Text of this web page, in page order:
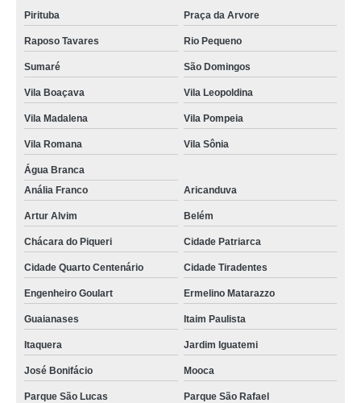
Pirituba Praça da Arvore
Raposo Tavares Rio Pequeno
Sumaré São Domingos
Vila Boaçava Vila Leopoldina
Vila Madalena Vila Pompeia
Vila Romana Vila Sônia
Água Branca
Anália Franco
Aricanduva
Artur Alvim Belém
Chácara do Piqueri Cidade Patriarca
Cidade Quarto Centenário Cidade Tiradentes
Engenheiro Goulart Ermelino Matarazzo
Guaianases Itaim Paulista
Itaquera Jardim Iguatemi
José Bonifácio Mooca
Parque São Lucas Parque São Rafael